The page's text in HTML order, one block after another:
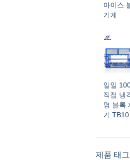
아이스
기계
일일
직접 냉
명 블록
기 TB10
제품 태